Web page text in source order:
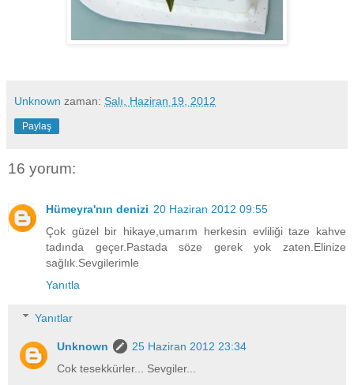
Unknown zaman: Salı, Haziran 19, 2012
Paylaş
16 yorum:
Hümeyra'nın denizi 20 Haziran 2012 09:55
Çok güzel bir hikaye,umarım herkesin evliliği taze kahve
tadında geçer.Pastada söze gerek yok zaten.Elinize
sağlık.Sevgilerimle
Yanıtla
Yanıtlar
Unknown
25 Haziran 2012 23:34
Cok tesekkürler... Sevgiler...